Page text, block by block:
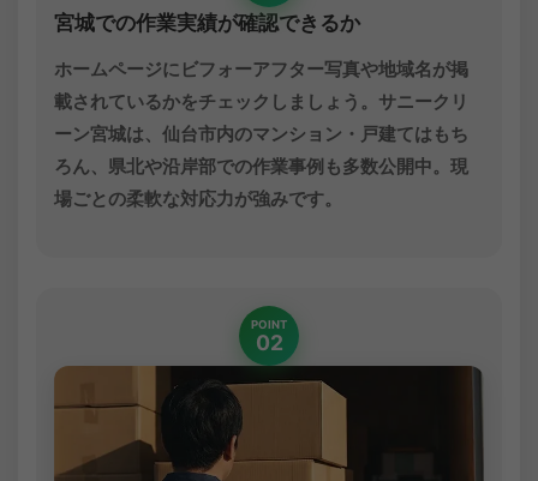
宮城での作業実績が確認できるか
ホームページにビフォーアフター写真や地域名が掲
載されているかをチェックしましょう。サニークリ
ーン宮城は、仙台市内のマンション・戸建てはもち
ろん、県北や沿岸部での作業事例も多数公開中。現
場ごとの柔軟な対応力が強みです。
POINT
02